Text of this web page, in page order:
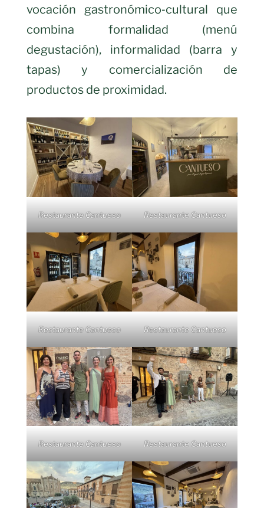
vocación gastronómico‑cultural que
combina formalidad (menú
degustación), informalidad (barra y
tapas) y comercialización de
productos de proximidad.
Restaurante Cantueso Restaurante Cantueso
Restaurante Cantueso Restaurante Cantueso
Restaurante Cantueso Restaurante Cantueso